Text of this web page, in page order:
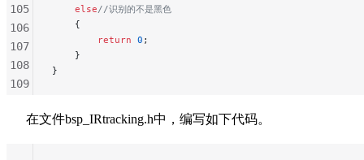
    else
//识别的不是黑色
    {
        return
0 ;
    }
}
105
106
107
108
109
111在文件bsp_IRtracking.h中，编写如下代码。